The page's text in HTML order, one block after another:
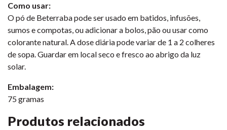
Como usar:
O pó de Beterraba pode ser usado em batidos, infusões,
sumos e compotas, ou adicionar a bolos, pão ou usar como
colorante natural. A dose diária pode variar de 1 a 2 colheres
de sopa. Guardar em local seco e fresco ao abrigo da luz
solar.
Embalagem:
75 gramas
Produtos relacionados